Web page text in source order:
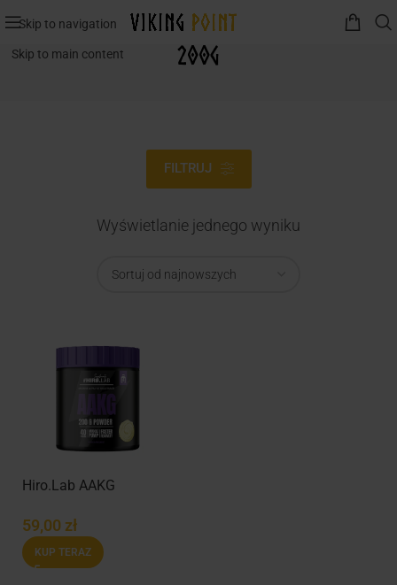
Skip to navigation
Skip to main content 200g
FILTRUJ
Wyświetlanie jednego wyniku
Hiro.Lab AAKG
59,00 zł
KUP TERAZ